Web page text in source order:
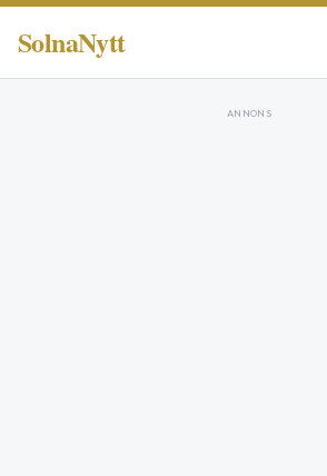
SolnaNytt
ANNONS